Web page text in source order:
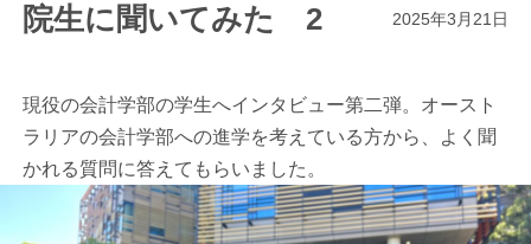
院生に聞いてみた 2
2025年3月21日
現役の会計学部の学生へインタビュー第二弾。オースト
ラリアの会計学部への進学を考えている方から、よく聞
かれる質問に答えてもらいました。